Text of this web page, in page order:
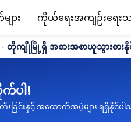
ား ကိုယ်ရေးအကျဉ်းရေးသာ
› တိုကျိုမြို့ရှိ အစားအစာယူသွားစားနို
ပါ!
းခြင်းနှင့် အထောက်အပံ့များ ရရှိနိုင်ပ